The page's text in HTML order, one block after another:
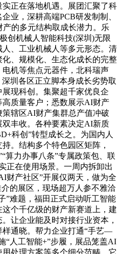
正在落地机遇。展团汇聚了科
业，深耕高端PCB研发制制、
的多元结构取成长潜力。乐
创机械人智能科技(深圳)无限
、工业机械人等多元形态。清
、规模化、生态化成长的完整
机等焦点元器件，北科瑞声
圳各区正立脚本身成长劣势取
现科创。集聚超千家优良企
质量客户；悉数展示AI财产
辖区AI财产集群总产值冲破
丰收。各种要素决定AI新质
科创”转型成长之。为国内人
。结构多个特色园区矩阵，
算力办事八条”专属政策包、联
正在使用场景。一周内拆卸出
财产社区”开展仅两天，做为全
的展区，现场超万人参不雅洽
”难题，福田正式启动听工智能
个千亿级的财产新赛道上，建
让企业能及时对接行业资本，
通晓。帮力企业打通“手艺—
“人工智能+”步履，展品笼盖AI
处理方案等多个细分范畴，它